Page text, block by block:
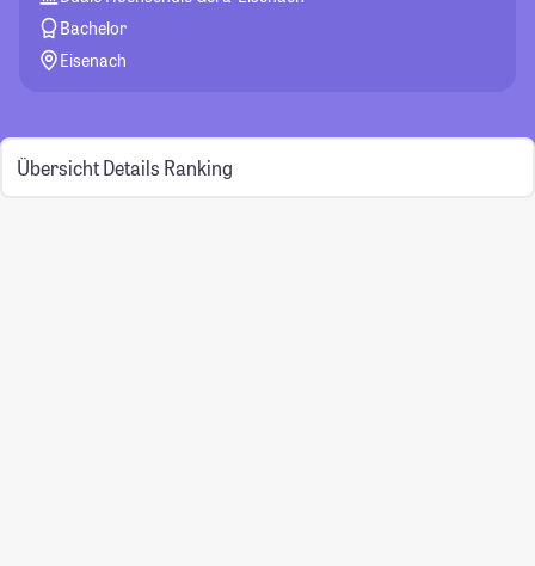
Bachelor
Eisenach
Übersicht Details Ranking